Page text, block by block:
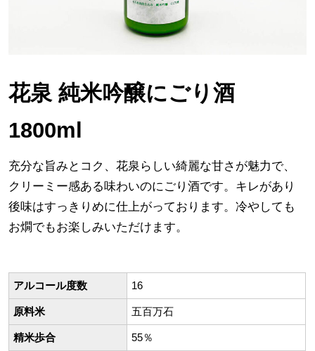
花泉 純米吟醸にごり酒
1800ml
充分な旨みとコク、花泉らしい綺麗な甘さが魅力で、
クリーミー感ある味わいのにごり酒です。キレがあり
後味はすっきりめに仕上がっております。冷やしても
お燗でもお楽しみいただけます。
アルコール度数 16
原料米 五百万石
精米歩合 55％